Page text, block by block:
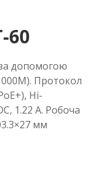
60
допомогою
Протокол
Hi-
1.22 A. Робоча
мм